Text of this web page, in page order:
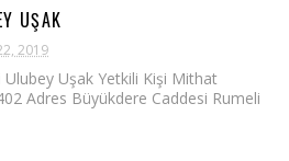
UŞAK
2019
Ulubey Uşak Yetkili Kişi Mithat
Adres Büyükdere Caddesi Rumeli